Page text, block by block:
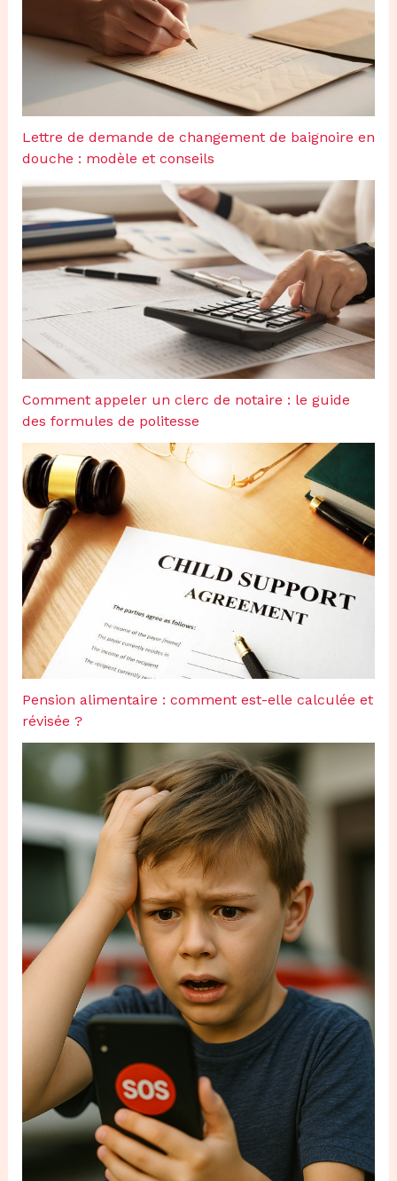
Lettre de demande de changement de baignoire en
douche : modèle et conseils
Comment appeler un clerc de notaire : le guide
des formules de politesse
Pension alimentaire : comment est-elle calculée et
révisée ?